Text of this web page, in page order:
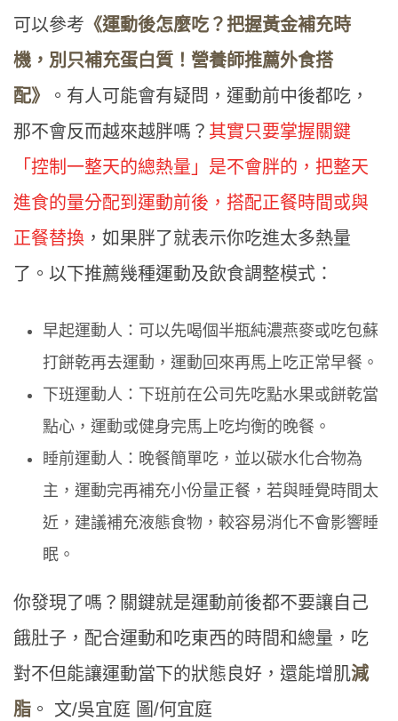
可以參考 《運動後怎麼吃？把握黃金補充時
機，別只補充蛋白質！營養師推薦外食搭
配》
。有人可能會有疑問，運動前中後都吃，
那不會反而越來越胖嗎？ 其實只要掌握關鍵
「控制一整天的總熱量」是不會胖的，把整天
進食的量分配到運動前後，搭配正餐時間或與
正餐替換 ，如果胖了就表示你吃進太多熱量
了。以下推薦幾種運動及飲食調整模式：
早起運動人：可以先喝個半瓶純濃燕麥或吃包蘇
打餅乾再去運動，運動回來再馬上吃正常早餐。
下班運動人：下班前在公司先吃點水果或餅乾當
點心，運動或健身完馬上吃均衡的晚餐。
睡前運動人：晚餐簡單吃，並以碳水化合物為
主，運動完再補充小份量正餐，若與睡覺時間太
近，建議補充液態食物，較容易消化不會影響睡
眠。
你發現了嗎？關鍵就是運動前後都不要讓自己
餓肚子，配合運動和吃東西的時間和總量，吃
對不但能讓運動當下的狀態良好，還能增肌減
脂 。 文/吳宜庭 圖/何宜庭